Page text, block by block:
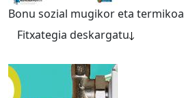
Bonu sozial mugikor eta termikoa
Fitxategia deskargatu